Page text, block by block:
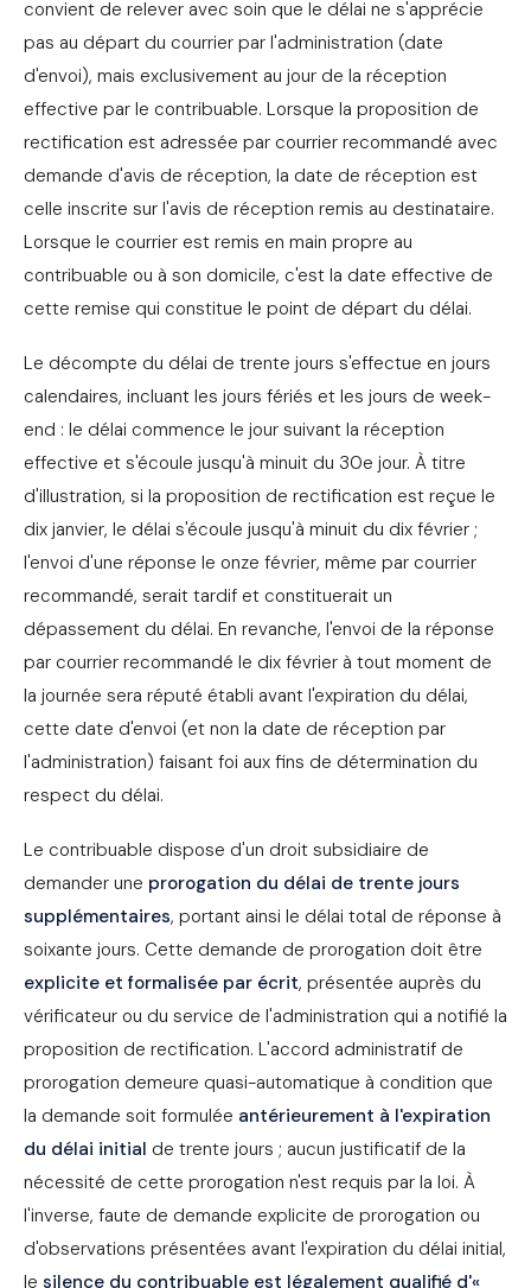
convient de relever avec soin que le délai ne s'apprécie
pas au départ du courrier par l'administration (date
d'envoi), mais exclusivement au jour de la réception
effective par le contribuable. Lorsque la proposition de
rectification est adressée par courrier recommandé avec
demande d'avis de réception, la date de réception est
celle inscrite sur l'avis de réception remis au destinataire.
Lorsque le courrier est remis en main propre au
contribuable ou à son domicile, c'est la date effective de
cette remise qui constitue le point de départ du délai.
Le décompte du délai de trente jours s'effectue en jours
calendaires, incluant les jours fériés et les jours de week-
end : le délai commence le jour suivant la réception
effective et s'écoule jusqu'à minuit du 30e jour. À titre
d'illustration, si la proposition de rectification est reçue le
dix janvier, le délai s'écoule jusqu'à minuit du dix février ;
l'envoi d'une réponse le onze février, même par courrier
recommandé, serait tardif et constituerait un
dépassement du délai. En revanche, l'envoi de la réponse
par courrier recommandé le dix février à tout moment de
la journée sera réputé établi avant l'expiration du délai,
cette date d'envoi (et non la date de réception par
l'administration) faisant foi aux fins de détermination du
respect du délai.
Le contribuable dispose d'un droit subsidiaire de
demander une prorogation du délai de trente jours
supplémentaires, portant ainsi le délai total de réponse à
soixante jours. Cette demande de prorogation doit être
explicite et formalisée par écrit, présentée auprès du
vérificateur ou du service de l'administration qui a notifié la
proposition de rectification. L'accord administratif de
prorogation demeure quasi-automatique à condition que
la demande soit formulée antérieurement à l'expiration
du délai initial de trente jours ; aucun justificatif de la
nécessité de cette prorogation n'est requis par la loi. À
l'inverse, faute de demande explicite de prorogation ou
d'observations présentées avant l'expiration du délai initial,
le silence du contribuable est légalement qualifié d'«